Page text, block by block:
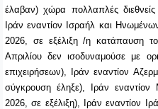
έλαβαν) χώρα πολλαπλές
Ιράν εναντίον Ισραήλ και
2026, σε εξέλιξη /η κατάπαυση
Απριλίου δεν ισοδυναμούσε με
επιχειρήσεων), Ιράν εναντίον
σύγκρουση έληξε), Ιράν
2026, σε εξέλιξη), Ιράν εναντίον